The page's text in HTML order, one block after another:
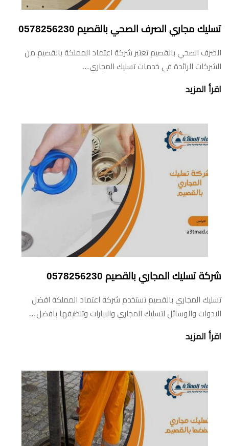
تسليك مجاري الصرف الصحي بالقصيم 0578256230
الصرف الصحي بالقصيم تعتبر شركة اعتماد المملكة بالقصيم من
الشركات الرائدة في خدمات تسليك المجاري…
اقرأ المزيد
شركة تسليك المجاري بالقصيم 0578256230
تسليك المجاري بالقصيم تستخدم شركة اعتماد المملكة افضل
الادوات والوسائل لتسليك المجاري والبيارات وتنظيفها بافضل…
اقرأ المزيد